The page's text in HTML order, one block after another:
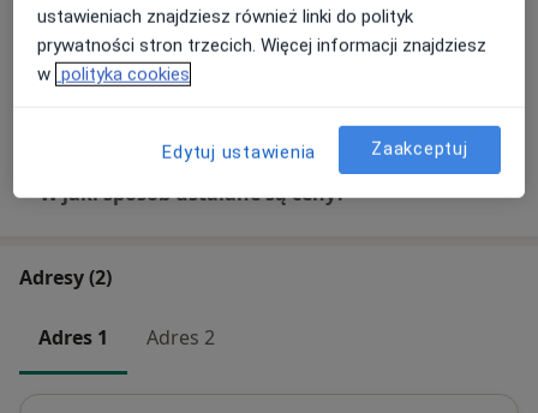
Rehabilitacja
Szczegóły
W jaki sposób ustalane są ceny?
Adresy (2)
Adres 1 Adres 2
ustawieniach znajdziesz również linki do polityk
prywatności stron trzecich. Więcej informacji znajdziesz
w polityka cookies
Edytuj ustawienia Zaakceptuj